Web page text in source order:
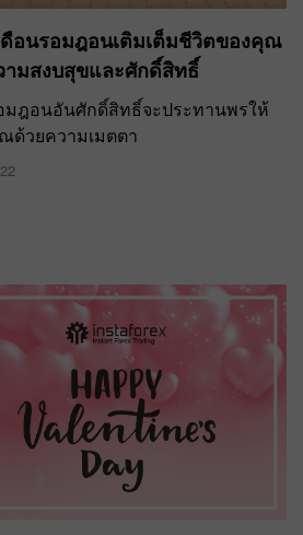
ดือนรอมฎอนเติมเต็มชีวิตของคุณ
ามสงบสุขและศักดิ์สิทธิ์
มฎอนอันศักดิ์สิทธิ์จะประทานพรให้
ด้วยความเมตตา